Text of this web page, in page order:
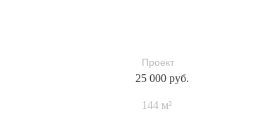
Проект
25 000 руб.
144 м²